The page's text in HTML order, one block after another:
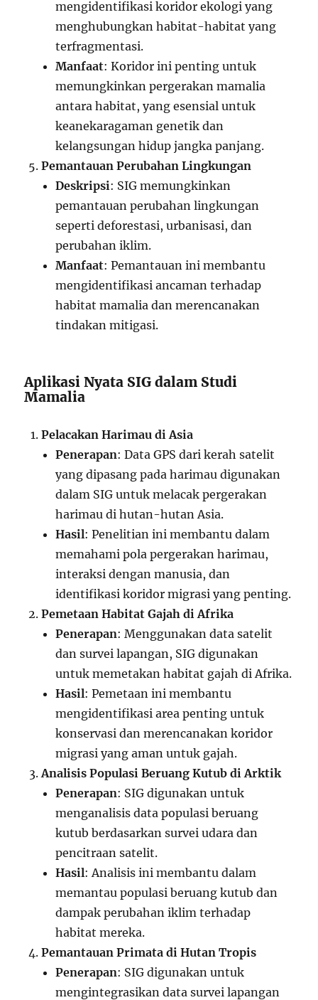
mengidentifikasi koridor ekologi yang
menghubungkan habitat-habitat yang
terfragmentasi.
Manfaat: Koridor ini penting untuk
memungkinkan pergerakan mamalia
antara habitat, yang esensial untuk
keanekaragaman genetik dan
kelangsungan hidup jangka panjang.
Pemantauan Perubahan Lingkungan
Deskripsi: SIG memungkinkan
pemantauan perubahan lingkungan
seperti deforestasi, urbanisasi, dan
perubahan iklim.
Manfaat: Pemantauan ini membantu
mengidentifikasi ancaman terhadap
habitat mamalia dan merencanakan
tindakan mitigasi.
Aplikasi Nyata SIG dalam Studi
Mamalia
Pelacakan Harimau di Asia
Penerapan: Data GPS dari kerah satelit
yang dipasang pada harimau digunakan
dalam SIG untuk melacak pergerakan
harimau di hutan-hutan Asia.
Hasil: Penelitian ini membantu dalam
memahami pola pergerakan harimau,
interaksi dengan manusia, dan
identifikasi koridor migrasi yang penting.
Pemetaan Habitat Gajah di Afrika
Penerapan: Menggunakan data satelit
dan survei lapangan, SIG digunakan
untuk memetakan habitat gajah di Afrika.
Hasil: Pemetaan ini membantu
mengidentifikasi area penting untuk
konservasi dan merencanakan koridor
migrasi yang aman untuk gajah.
Analisis Populasi Beruang Kutub di Arktik
Penerapan: SIG digunakan untuk
menganalisis data populasi beruang
kutub berdasarkan survei udara dan
pencitraan satelit.
Hasil: Analisis ini membantu dalam
memantau populasi beruang kutub dan
dampak perubahan iklim terhadap
habitat mereka.
Pemantauan Primata di Hutan Tropis
Penerapan: SIG digunakan untuk
mengintegrasikan data survei lapangan